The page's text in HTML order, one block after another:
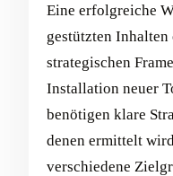
Eine erfolgreiche
gestützten
strategischen
Installation neuer
benötigen klare
denen ermittelt
verschiedene